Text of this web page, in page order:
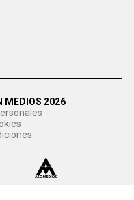
MEDIOS 2026